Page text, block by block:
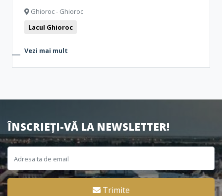
Ghioroc - Ghioroc
Lacul Ghioroc
Vezi mai mult
ÎNSCRIEȚI-VĂ LA NEWSLETTER!
Trimite